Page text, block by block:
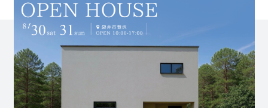
営業時間／10:00～20:00 定休日／年末年始